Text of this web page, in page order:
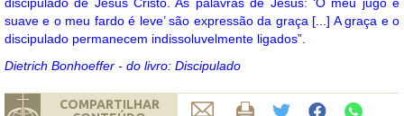
suave e o meu fardo é leve’ são expressão da graça [...] A graça e o
discipulado permanecem indissoluvelmente ligados”.
Dietrich Bonhoeffer - do livro: Discipulado
COMPARTILHAR